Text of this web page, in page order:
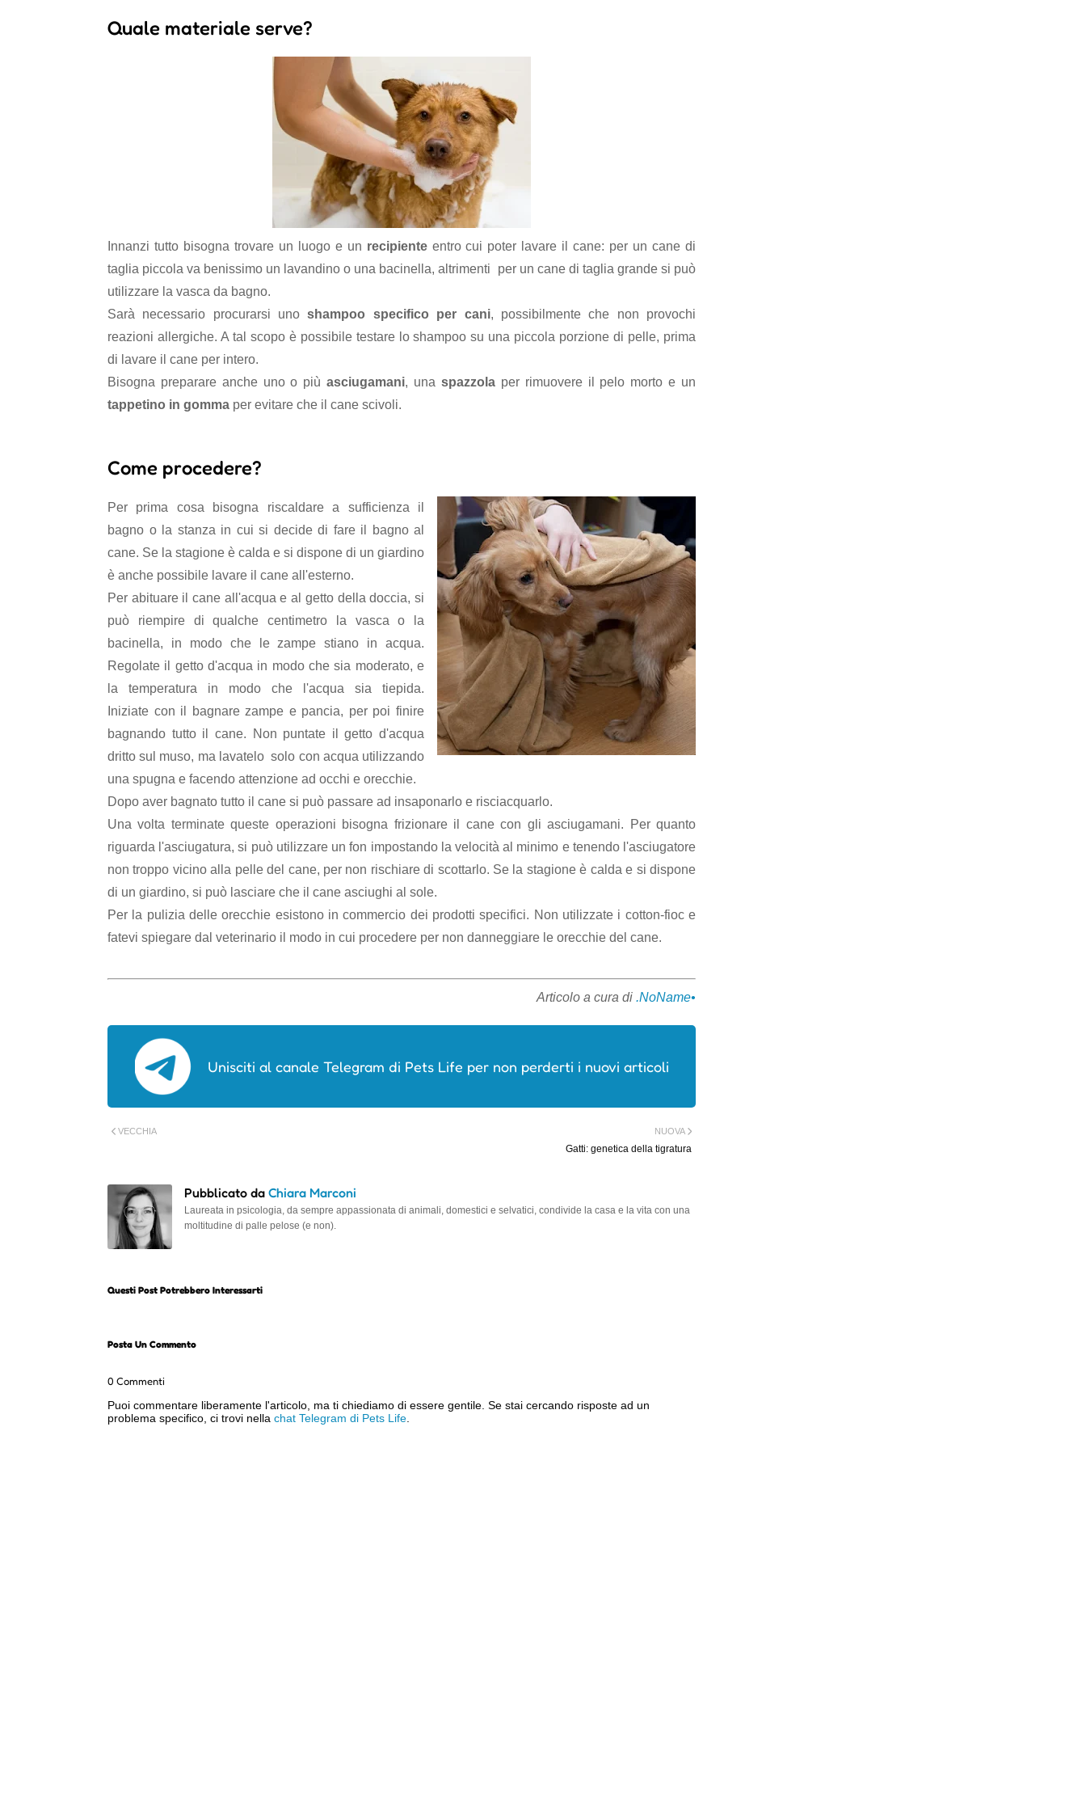
Quale materiale serve?
Innanzi tutto bisogna trovare un luogo e un recipienteentro cui poter lavare il cane: per un cane di
taglia piccola va benissimo un lavandino o una bacinella, altrimenti per un cane di taglia grande si può
utilizzare la vasca da bagno.
Sarà necessario procurarsi unoshampoo specifico per cani, possibilmente che non provochi
reazioni allergiche. A tal scopo è possibile testare lo shampoo su una piccola porzione di pelle, prima
di lavare il cane per intero.
Bisogna preparare anche uno o piùasciugamani, una spazzolaper rimuovere il pelo morto e un
tappetino in gomma per evitare che il cane scivoli.
Come procedere?
Per prima cosa bisogna riscaldare a sufficienza il
bagno o la stanza in cui si decide di fare il bagno al
cane. Se la stagione è calda e si dispone di un giardino
è anche possibile lavare il cane all'esterno.
Per abituare il cane all'acqua e al getto della doccia, si
può riempire di qualche centimetro la vasca o la
bacinella, in modo che le zampe stiano in acqua.
Regolate il getto d'acqua in modo che sia moderato, e
la temperatura in modo che l'acqua sia tiepida.
Iniziate con il bagnare zampe e pancia, per poi finire
bagnando tutto il cane. Non puntate il getto d'acqua
dritto sul muso, ma lavatelo solo con acqua utilizzando
una spugna e facendo attenzione ad occhi e orecchie.
Dopo aver bagnato tutto il cane si può passare ad insaponarlo e risciacquarlo.
Una volta terminate queste operazioni bisogna frizionare il cane con gli asciugamani. Per quanto
riguarda l'asciugatura, si può utilizzare un fon impostando la velocità al minimo e tenendo l'asciugatore
non troppo vicino alla pelle del cane, per non rischiare di scottarlo. Se la stagione è calda e si dispone
di un giardino, si può lasciare che il cane asciughi al sole.
Per la pulizia delle orecchie esistono in commercio dei prodotti specifici. Non utilizzate i cotton-fioc e
fatevi spiegare dal veterinario il modo in cui procedere per non danneggiare le orecchie del cane.
Articolo a cura di .NoName•
Unisciti al canale Telegram di Pets Life per non perderti i nuovi articoli
NUOVA
Gatti: genetica della tigratura
VECCHIA
Pubblicato da Chiara Marconi
Laureata in psicologia, da sempre appassionata di animali, domestici e selvatici, condivide la casa e la vita con una
moltitudine di palle pelose (e non).
Questi Post Potrebbero Interessarti
Posta Un Commento
0 Commenti
Puoi commentare liberamente l'articolo, ma ti chiediamo di essere gentile. Se stai cercando risposte ad un
problema specifico, ci trovi nella chat Telegram di Pets Life